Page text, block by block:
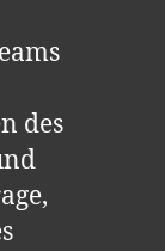
des